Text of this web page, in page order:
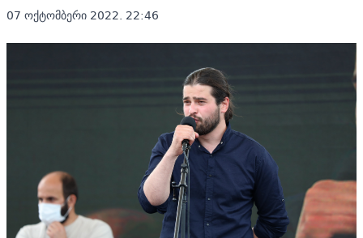
07 ოქტომბერი 2022. 22:46